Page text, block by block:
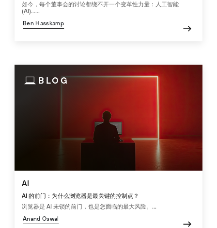
如今，每个董事会的讨论都绕不开一个变革性力量：人工智能
(AI)......
Ben Hasskamp
BLOG
AI
AI 的前门：为什么浏览器是最关键的控制点？
浏览器是 AI 未锁的前门，也是您面临的最大风险。...
Anand Oswal